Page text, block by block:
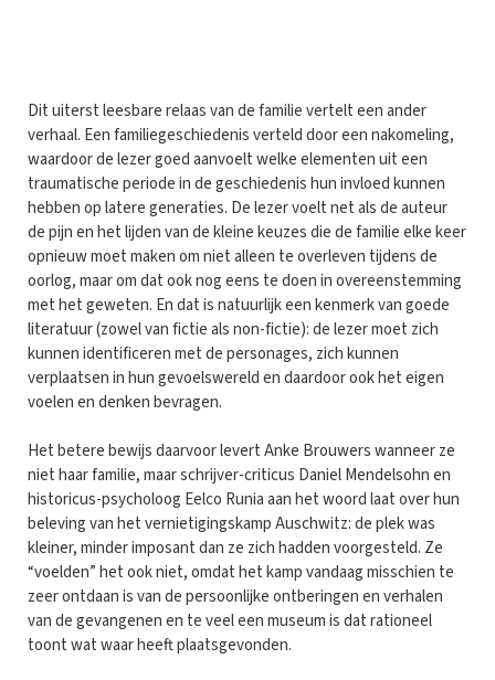
Dit uiterst leesbare relaas van de familie vertelt een ander
verhaal. Een familiegeschiedenis verteld door een nakomeling,
waardoor de lezer goed aanvoelt welke elementen uit een
traumatische periode in de geschiedenis hun invloed kunnen
hebben op latere generaties. De lezer voelt net als de auteur
de pijn en het lijden van de kleine keuzes die de familie elke keer
opnieuw moet maken om niet alleen te overleven tijdens de
oorlog, maar om dat ook nog eens te doen in overeenstemming
met het geweten. En dat is natuurlijk een kenmerk van goede
literatuur (zowel van fictie als non-fictie): de lezer moet zich
kunnen identificeren met de personages, zich kunnen
verplaatsen in hun gevoelswereld en daardoor ook het eigen
voelen en denken bevragen.
Het betere bewijs daarvoor levert Anke Brouwers wanneer ze
niet haar familie, maar schrijver-criticus Daniel Mendelsohn en
historicus-psycholoog Eelco Runia aan het woord laat over hun
beleving van het vernietigingskamp Auschwitz: de plek was
kleiner, minder imposant dan ze zich hadden voorgesteld. Ze
“voelden” het ook niet, omdat het kamp vandaag misschien te
zeer ontdaan is van de persoonlijke ontberingen en verhalen
van de gevangenen en te veel een museum is dat rationeel
toont wat waar heeft plaatsgevonden.